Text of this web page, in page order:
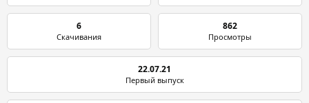
6
Скачивания
862
Просмотры
22.07.21
Первый выпуск